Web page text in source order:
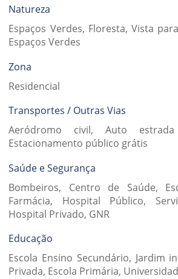
Natureza
Espaços Verdes, Floresta, Vista
Espaços Verdes
Zona
Residencial
Transportes / Outras Vias
Aeródromo civil, Auto
Estacionamento público grátis
Saúde e Segurança
Bombeiros, Centro de Saúde,
Farmácia, Hospital Público,
Hospital Privado, GNR
Educação
Escola Ensino Secundário, Jardim
Privada, Escola Primária,